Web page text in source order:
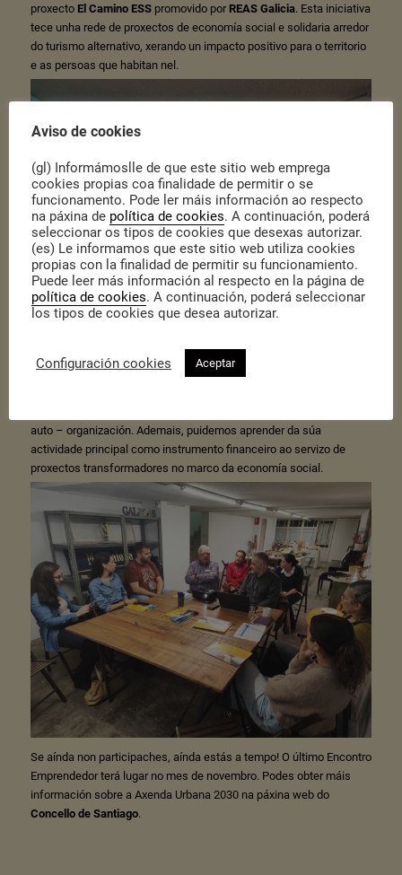
proxecto El Camino ESSpromovido por REAS Galicia. Esta iniciativa
tece unha rede de proxectos de economía social e solidaria arredor
do turismo alternativo, xerando un impacto positivo para o territorio
e as persoas que habitan nel.
Esta semana celebramos o 9º Encontro Emprendedor, arredor do
eixo temático Gobernanza.Coop57 Galiza
auto – organización. Ademais, puidemos aprender da súa
actividade principal como instrumento financeiro ao servizo de
proxectos transformadores no marco da economía social.
Se aínda non participaches, aínda estás a tempo! O último Encontro
Emprendedor terá lugar no mes de novembro. Podes obter máis
información sobre a Axenda Urbana 2030 na páxina web do
Concello de Santiago.
Aviso de cookies
(gl) Informámoslle de que este sitio web emprega
cookies propias coa finalidade de permitir o se
funcionamento. Pode ler máis información ao respecto
na páxina de política de cookies. A continuación, poderá
seleccionar os tipos de cookies que desexas autorizar.
(es) Le informamos que este sitio web utiliza cookies
propias con la finalidad de permitir su funcionamiento.
Puede leer más información al respecto en la página de
política de cookies. A continuación, poderá seleccionar
los tipos de cookies que desea autorizar.
Configuración cookies Aceptar